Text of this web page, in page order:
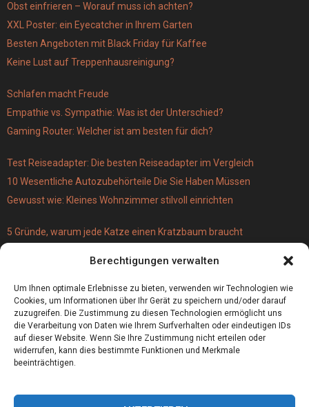
Berechtigungen verwalten
Um Ihnen optimale Erlebnisse zu bieten, verwenden wir Technologien wie
Cookies, um Informationen über Ihr Gerät zu speichern und/oder darauf
zuzugreifen. Die Zustimmung zu diesen Technologien ermöglicht uns
die Verarbeitung von Daten wie Ihrem Surfverhalten oder eindeutigen IDs
auf dieser Website. Wenn Sie Ihre Zustimmung nicht erteilen oder
widerrufen, kann dies bestimmte Funktionen und Merkmale
beeinträchtigen.
Obst einfrieren – Worauf muss ich achten?
XXL Poster: ein Eyecatcher in Ihrem Garten
Besten Angeboten mit Black Friday für Kaffee
Keine Lust auf Treppenhausreinigung?
Schlafen macht Freude
Empathie vs. Sympathie: Was ist der Unterschied?
Gaming Router: Welcher ist am besten für dich?
Test Reiseadapter: Die besten Reiseadapter im Vergleich
10 Wesentliche Autozubehörteile Die Sie Haben Müssen
Gewusst wie: Kleines Wohnzimmer stilvoll einrichten
5 Gründe, warum jede Katze einen Kratzbaum braucht
Bestecktaschen bedrucken